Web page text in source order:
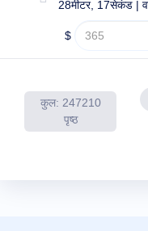
दुरुपयोग
विशेषता
अनुरोध
28मीटर, 17सेकंड |
$
कुल: 247210
पृष्ठ